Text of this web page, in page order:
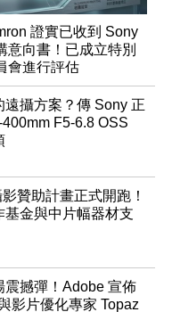
證實已收到 Sony
意向書！已成立特別
會進行評估
遠攝方案？傳 Sony 正
F5-6.8 OSS
贊助計畫正式開跑！
基金與中片幅器材支
震撼彈！Adobe 宣佈
影片優化專家 Topaz